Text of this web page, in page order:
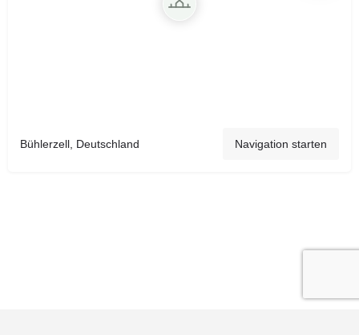
Bühlerzell, Deutschland Navigation starten